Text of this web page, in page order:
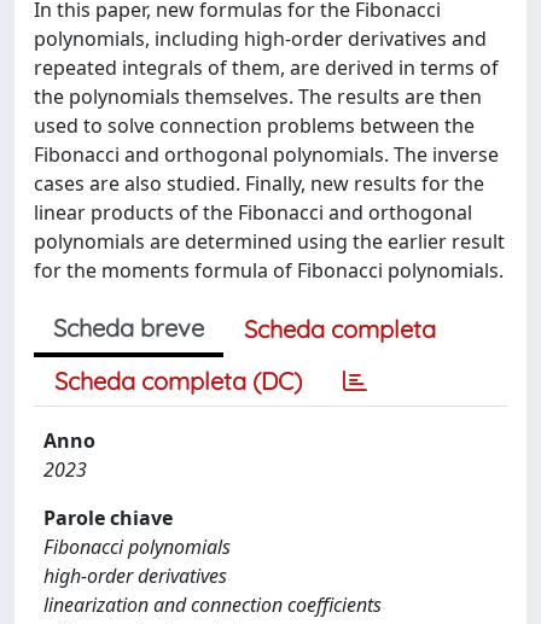
In this paper, new formulas for the Fibonacci
polynomials, including high-order derivatives and
repeated integrals of them, are derived in terms of
the polynomials themselves. The results are then
used to solve connection problems between the
Fibonacci and orthogonal polynomials. The inverse
cases are also studied. Finally, new results for the
linear products of the Fibonacci and orthogonal
polynomials are determined using the earlier result
for the moments formula of Fibonacci polynomials.
Scheda breve
Scheda completa
Scheda completa (DC)
Anno
2023
Parole chiave
Fibonacci polynomials
high-order derivatives
linearization and connection coefficients